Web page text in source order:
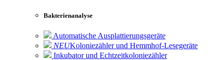
Bakterienanalyse
Automatische Ausplattierungsgeräte
NEUKoloniezähler und Hemmhof-Lesegeräte
Inkubator und Echtzeitkoloniezähler